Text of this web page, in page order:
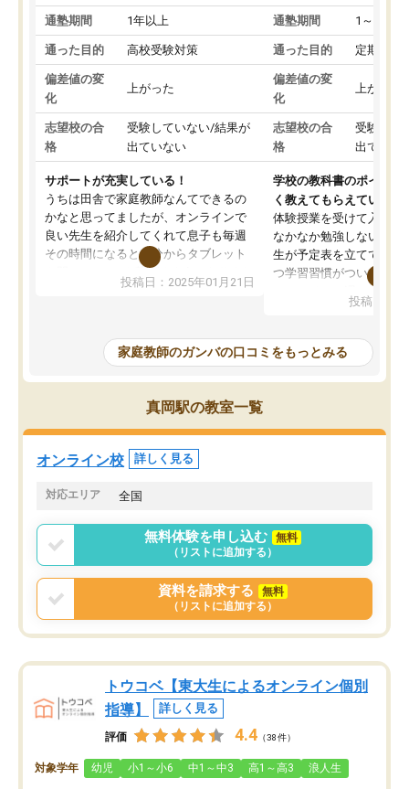
通塾期間 1年以上
通った目的 高校受験対策
偏差値の変
化
上がった
志望校の合
格
受験していない/結果が
出ていない
サポートが充実している！
うちは田舎で家庭教師なんてできるの
かなと思ってましたが、オンラインで
良い先生を紹介してくれて息子も毎週
その時間になると自分からタブレット
を開いてzoomを繋げるようになりまし
た！5科目なんでもOKなのもとても気
めて1年ほどだった今では平均点以上の
科目が増えてきました！あと1年受験ま
であるので無料の週末教室を使用しな
がら頑張って欲しいと思います！
投稿日：2025年01月21日
通塾期間 1～3ヵ月
通った目的 定期テス
偏差値の変
化
上がった
志望校の合
格
受験して
出ていな
学校の教科書のポイント
く教えてもらえている
体験授業を受けて入塾し
なかなか勉強しない息子
生が予定表を立ててくれ
つ学習習慣がついてきま
指導が無い日も予定表
問できるのでとても助か
投稿日：
家庭教師のガンバの口コミをもっとみる
真岡駅の教室一覧
オンライン校 詳しく見る
対応エリア 全国
無料体験を申し込む
無料
（リストに追加する）
資料を請求する
無料
（リストに追加する）
トウコベ【東大生によるオンライン個別
指導】
詳しく見る
評価 4.4 （38件）
対象学年 幼児 小1～小6 中1～中3 高1～高3 浪人生